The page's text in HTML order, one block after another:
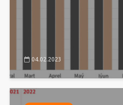
04.02.2023